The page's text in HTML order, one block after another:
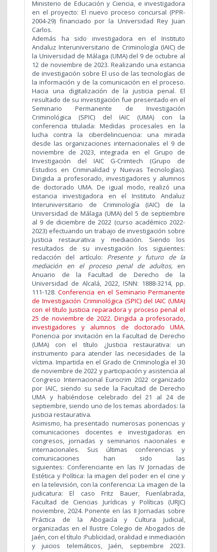
Ministerio de Educación y Ciencia, e investigadora
en el proyecto: El nuevo proceso concursal (PPR-
2004-29) financiado por la Universidad Rey Juan
Carlos.
Además ha sido investigadora en el Instituto
Andaluz Interuniversitario de Criminología (IAIC) de
la Universidad de Málaga (UMA) del 9 de octubre al
12 de noviembre de 2023. Realizando una estancia
de investigación sobre El uso de las tecnologías de
la información y de la comunicación en el proceso.
Hacia una digitalización de la justicia penal. El
resultado de su investigación fue presentado en el
Seminario Permanente de Investigación
Criminológica (SPIC) del IAIC (UMA) con la
conferencia titulada: Medidas procesales en la
lucha contra la ciberdelincuencia: una mirada
desde las organizaciones internacionales el 9 de
noviembre de 2023, integrada en el Grupo de
Investigación del IAIC G-Crimtech (Grupo de
Estudios en Criminalidad y Nuevas Tecnologías).
Dirigida a profesorado, investigadores y alumnos
de doctorado UMA. De igual modo, realizó una
estancia investigadora en el Instituto Andaluz
Interuniversitario de Criminología (IAIC) de la
Universidad de Málaga (UMA) del 5 de septiembre
al 9 de diciembre de 2022 (curso académico 2022-
2023) efectuando un trabajo de investigación sobre
Justicia restaurativa y mediación. Siendo los
resultados de su investigación los siguientes:
redacción del artículo: Presente y futuro de la
mediación en el proceso penal de adultos, en
Anuario de la Facultad de Derecho de la
Universidad de Alcalá, 2022, ISNN: 1888-3214, pp.
111-128.Conferencia en el Seminario Permanente
de Investigación Criminológica (SPIC) del IAIC (UMA)
con el título Justicia reparadora y proceso penal el
25 de noviembre de 2022. Dirigida a profesorado,
investigadores y alumnos de doctorado UMA.
Ponencia por invitación en la Facultad de Derecho
(UMA) con el título ¿Justicia restaurativa: un
instrumento para atender las necesidades de la
víctima. Impartida en el Grado de Criminología el 30
de noviembre de 2022 y participación y asistencia al
Congreso Internacional Eurocrim 2022 organizado
por IAIC, siendo su sede la Facultad de Derecho
UMA y habiéndose celebrado del 21 al 24 de
septiembre, siendo uno de los temas abordados: la
justicia restaurativa.
Asimismo, ha presentado numerosas ponencias y
comunicaciones docentes e investigadoras en
congresos, jornadas y seminarios nacionales e
internacionales. Sus últimas conferencias y
comunicaciones han sido las
siguientes: Conferenciante en las IV Jornadas de
Estética y Política: la imagen del poder en el cine y
en la televisión, con la conferencia: La imagen de la
judicatura: El caso Fritz Bauer, Fuenlabrada,
Facultad de Ciencias Jurídicas y Políticas (URJC)
noviembre, 2024. Ponente en las II Jornadas sobre
Práctica de la Abogacía y Cultura Judicial,
organizadas en el Ilustre Colegio de Abogados de
Jaén, con el título :Publicidad, oralidad e inmediación
y juicios telemáticos, Jaén, septiembre 2023.